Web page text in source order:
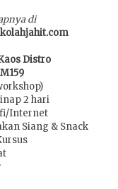
di
Distro
2 hari
Internet
Siang & Snack